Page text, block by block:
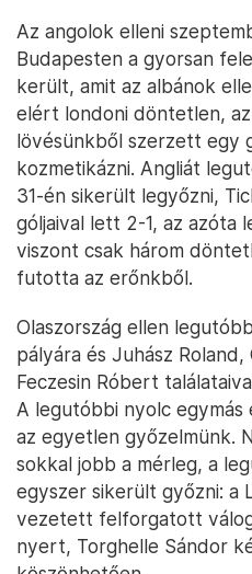
Az angolok elleni
Budapesten a gyorsan
került, amit az albánok
elért londoni döntetlen,
lövésünkből szerzett egy
kozmetikázni. Angliát
31-én sikerült legyőzni,
góljaival lett 2-1, az azóta
viszont csak három
futotta az erőnkből.
Olaszország ellen
pályára és Juhász
Feczesin Róbert
A legutóbbi nyolc egymás
az egyetlen győzelmünk.
sokkal jobb a mérleg, a
egyszer sikerült győzni: a
vezetett felforgatott
nyert, Torghelle Sándor